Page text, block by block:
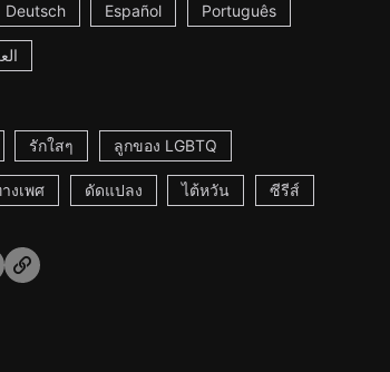
Deutsch Español Português
รักใสๆ ลูกของ LGBTQ
งเพศ ดัดแปลง ไต้หวัน ซีรีส์